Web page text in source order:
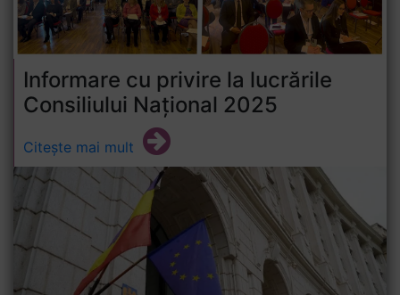
Informare cu privire la lucrările
Consiliului Național 2025
Citește mai mult